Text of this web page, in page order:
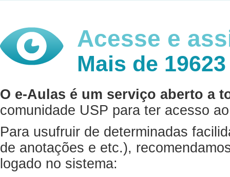
Acesse e
Mais de
O e-Aulas é um serviço aberto a
comunidade USP para ter acesso
Para usufruir de determinadas
de anotações e etc.),
logado no sistema: